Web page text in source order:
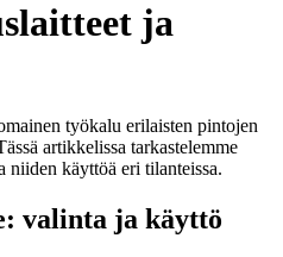
ja
työkalu erilaisten pintojen
artikkelissa tarkastelemme
niiden käyttöä eri tilanteissa.
valinta ja käyttö